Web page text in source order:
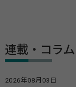
連載・コラム
2026年08月03日